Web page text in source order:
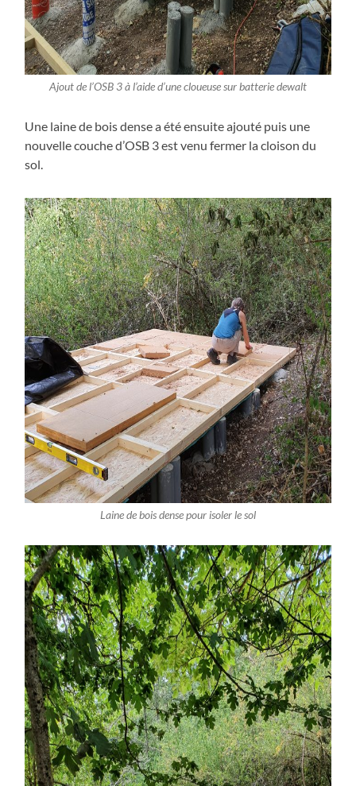
Ajout de l’OSB 3 à l’aide d’une cloueuse sur batterie dewalt
Une laine de bois dense a été ensuite ajouté puis une
nouvelle couche d’OSB 3 est venu fermer la cloison du
sol.
Laine de bois dense pour isoler le sol